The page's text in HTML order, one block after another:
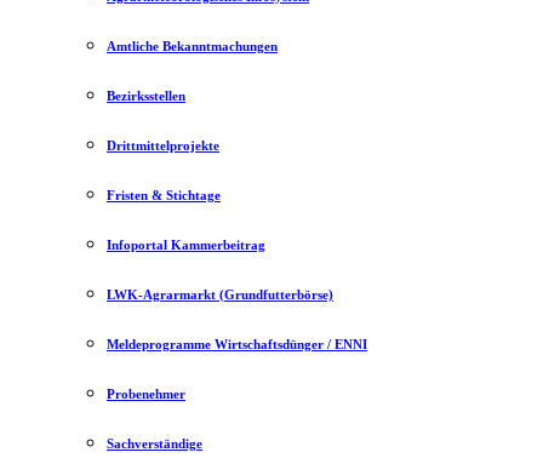
Amtliche Bekanntmachungen
Bezirksstellen
Drittmittelprojekte
Fristen & Stichtage
Infoportal Kammerbeitrag
LWK-Agrarmarkt (Grundfutterbörse)
Meldeprogramme Wirtschaftsdünger / ENNI
Probenehmer
Sachverständige